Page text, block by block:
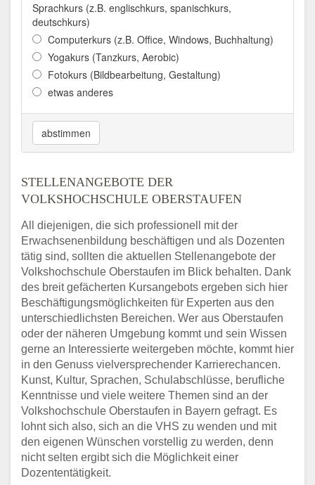
Sprachkurs (z.B. englischkurs, spanischkurs,
deutschkurs)
Computerkurs (z.B. Office, Windows, Buchhaltung)
Yogakurs (Tanzkurs, Aerobic)
Fotokurs (Bildbearbeitung, Gestaltung)
etwas anderes
abstimmen
STELLENANGEBOTE DER
VOLKSHOCHSCHULE OBERSTAUFEN
All diejenigen, die sich professionell mit der
Erwachsenenbildung beschäftigen und als Dozenten
tätig sind, sollten die aktuellen Stellenangebote der
Volkshochschule Oberstaufen im Blick behalten. Dank
des breit gefächerten Kursangebots ergeben sich hier
Beschäftigungsmöglichkeiten für Experten aus den
unterschiedlichsten Bereichen. Wer aus Oberstaufen
oder der näheren Umgebung kommt und sein Wissen
gerne an Interessierte weitergeben möchte, kommt hier
in den Genuss vielversprechender Karrierechancen.
Kunst, Kultur, Sprachen, Schulabschlüsse, berufliche
Kenntnisse und viele weitere Themen sind an der
Volkshochschule Oberstaufen in Bayern gefragt. Es
lohnt sich also, sich an die VHS zu wenden und mit
den eigenen Wünschen vorstellig zu werden, denn
nicht selten ergibt sich die Möglichkeit einer
Dozententätigkeit.